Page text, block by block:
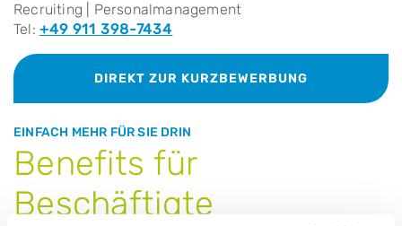
Recruiting | Personalmanagement
Tel: +49 911 398-7434
DIREKT ZUR KURZBEWERBUNG
EINFACH MEHR FÜR SIE DRIN
Benefits für
Beschäftigte